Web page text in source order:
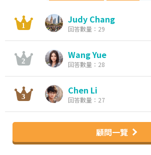
Judy Chang
回答數量：29
Wang Yue
回答數量：28
Chen Li
回答數量：27
顧問一覽